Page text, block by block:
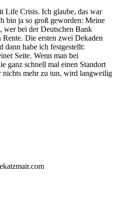
Life Crisis. Ich glaube, das war
bin ja so groß geworden: Meine
wer bei der Deutschen Bank
Die ersten zwei Dekaden
dann habe ich festgestellt:
Seite. Wenn man bei
ganz schnell mal einen Standort
nichts mehr zu tun, wird langweilig